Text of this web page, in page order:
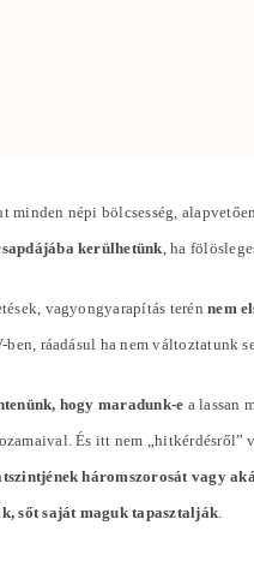
népi bölcsesség,
kerülhetünk , ha
vagyongyarapítás terénnem
ben, ráadásul ha nem
hogy maradunk-e a lassan
És itt nem „hitkérdésről”
háromszorosát vagy
sőt saját maguk tapasztalják